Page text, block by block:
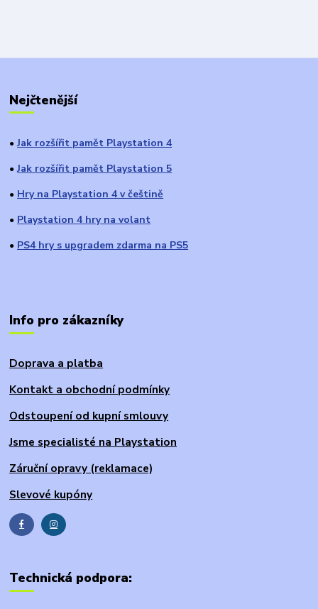
Nejčtenější
● Jak rozšířit pamět Playstation 4
● Jak rozšířit pamět Playstation 5
● Hry na Playstation 4 v češtině
● Playstation 4 hry na volant
● PS4 hry s upgradem zdarma na PS5
Info pro zákazníky
Doprava a platba
Kontakt a obchodní podmínky
Odstoupení od kupní smlouvy
Jsme specialisté na Playstation
Záruční opravy (reklamace)
Slevové kupóny
Technická podpora: